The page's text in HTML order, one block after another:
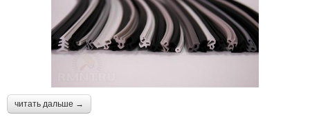
читать дальше →